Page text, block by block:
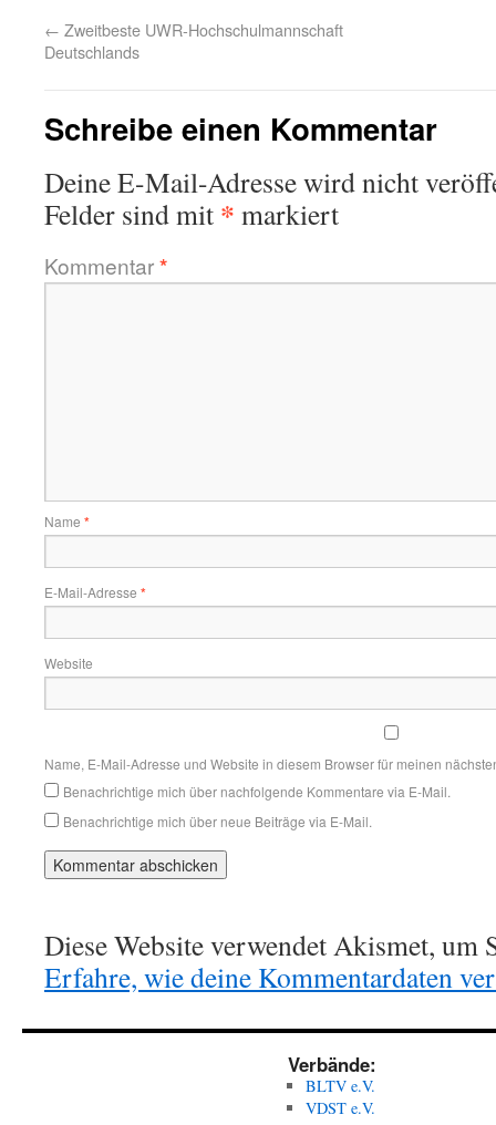
← Zweitbeste UWR-Hochschulmannschaft
Deutschlands
Schreibe einen Kommentar
Deine E-Mail-Adresse wird nicht
Felder sind mit * markiert
Kommentar*
Name *
E-Mail-Adresse *
Website
Name, E-Mail-Adresse und Website in diesem Browser für meinen
Benachrichtige mich über nachfolgende Kommentare via E-Mail.
Benachrichtige mich über neue Beiträge via E-Mail.
Diese Website verwendet Akismet, um
Erfahre, wie deine Kommentardaten
Verbände:
BLTV e.V.
VDST e.V.